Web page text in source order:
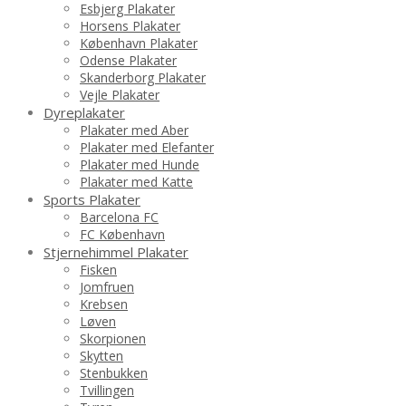
Esbjerg Plakater
Horsens Plakater
København Plakater
Odense Plakater
Skanderborg Plakater
Vejle Plakater
Dyreplakater
Plakater med Aber
Plakater med Elefanter
Plakater med Hunde
Plakater med Katte
Sports Plakater
Barcelona FC
FC København
Stjernehimmel Plakater
Fisken
Jomfruen
Krebsen
Løven
Skorpionen
Skytten
Stenbukken
Tvillingen